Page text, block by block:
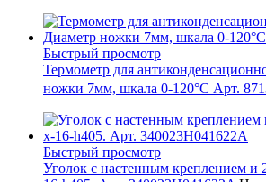
Быстрый просмотр
Термометр для
ножки 7мм, шкала 0-120°C Арт.
Быстрый просмотр
Уголок с настенным креплением и